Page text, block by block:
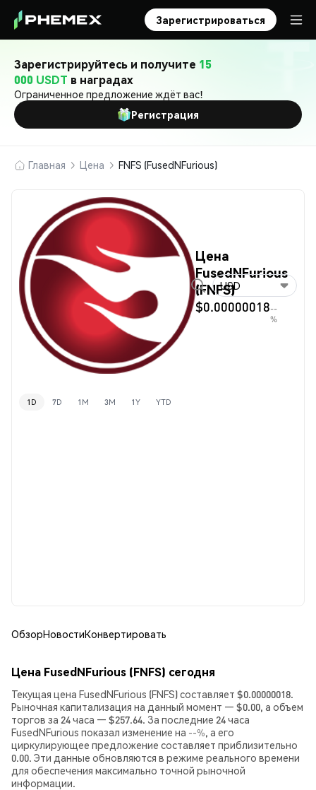
Зарегистрироваться
Зарегистрируйтесь и получите 15
000 USDT в наградах
Ограниченное предложение ждёт вас!
Регистрация
Главная Цена FNFS (FusedNFurious)
Цена
FusedNFurious
(FNFS)
$0.00000018--
%
USD
1D 7D 1M 3M 1Y YTD
ОбзорНовостиКонвертировать
Цена FusedNFurious (FNFS) сегодня
Текущая цена FusedNFurious (FNFS) составляет $0.00000018.
Рыночная капитализация на данный момент — $0.00, а объем
торгов за 24 часа — $257.64. За последние 24 часа
FusedNFurious показал изменение на --%, а его
циркулирующее предложение составляет приблизительно
0.00. Эти данные обновляются в режиме реального времени
для обеспечения максимально точной рыночной
информации.